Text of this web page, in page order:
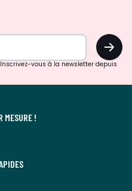
OK
vous à la newsletter depuis
MESURE !